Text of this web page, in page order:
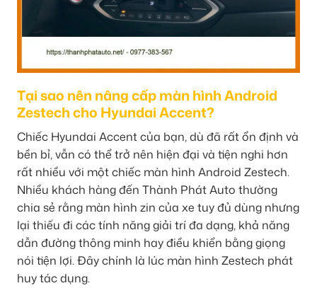
Tại sao nên nâng cấp màn hình Android
Zestech cho Hyundai Accent?
Chiếc Hyundai Accent của bạn, dù đã rất ổn định và
bền bỉ, vẫn có thể trở nên hiện đại và tiện nghi hơn
rất nhiều với một chiếc màn hình Android Zestech.
Nhiều khách hàng đến Thành Phát Auto thường
chia sẻ rằng màn hình zin của xe tuy đủ dùng nhưng
lại thiếu đi các tính năng giải trí đa dạng, khả năng
dẫn đường thông minh hay điều khiển bằng giọng
nói tiện lợi. Đây chính là lúc màn hình Zestech phát
huy tác dụng.